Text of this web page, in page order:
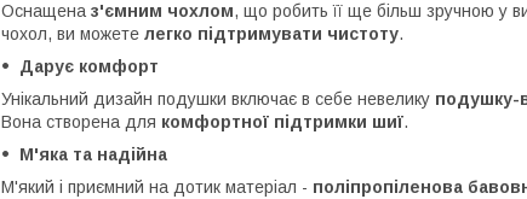
Оснащена з'ємним чохлом, що робить її ще більш зручною у
чохол, ви можете легко підтримувати чистоту.
Дарує комфорт
Унікальний дизайн подушки включає в себе невелику подушку-
Вона створена для комфортної підтримки шиї.
М'яка та надійна
М'який і приємний на дотик матеріал - поліпропіленова